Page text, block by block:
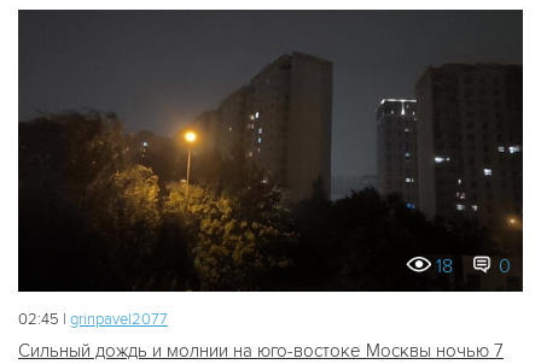
18 0
02:45 | grinpavel2077
Сильный дождь и молнии на юго-востоке Москвы ночью 7